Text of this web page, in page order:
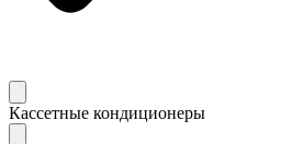
Кассетные кондиционеры